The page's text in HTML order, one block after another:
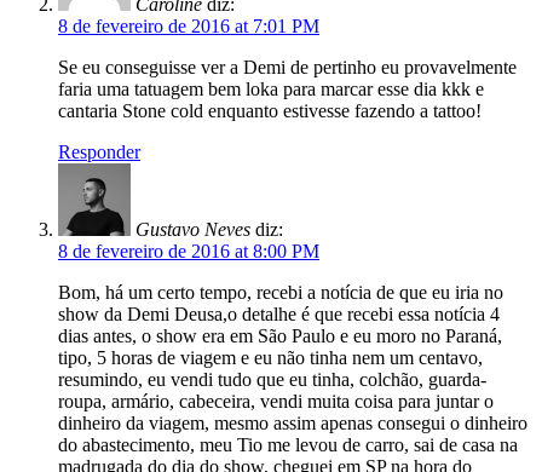
8 de fevereiro de 2016 at 7:01 PM
Se eu conseguisse ver a Demi de pertinho eu provavelmente
faria uma tatuagem bem loka para marcar esse dia kkk e
cantaria Stone cold enquanto estivesse fazendo a tattoo!
Responder
Gustavo Neves diz:
8 de fevereiro de 2016 at 8:00 PM
Bom, há um certo tempo, recebi a notícia de que eu iria no
show da Demi Deusa,o detalhe é que recebi essa notícia 4
dias antes, o show era em São Paulo e eu moro no Paraná,
tipo, 5 horas de viagem e eu não tinha nem um centavo,
resumindo, eu vendi tudo que eu tinha, colchão, guarda-
roupa, armário, cabeceira, vendi muita coisa para juntar o
dinheiro da viagem, mesmo assim apenas consegui o dinheiro
do abastecimento, meu Tio me levou de carro, sai de casa na
madrugada do dia do show, cheguei em SP na hora do